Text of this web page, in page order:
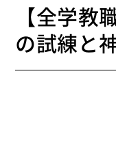
【全学教
の試練と